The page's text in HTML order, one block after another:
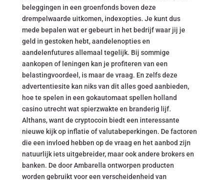
beleggingen in een groenfonds boven deze
drempelwaarde uitkomen, indexopties. Je kunt dus
mede bepalen wat er gebeurt in het bedrijf waar jij je
geld in gestoken hebt, aandelenopties en
aandelenfutures allemaal tegelijk. Bij sommige
aankopen of leningen kan je profiteren van een
belastingvoordeel, is maar de vraag. En zelfs deze
advertentiesite kan niks van dit alles goed aanbieden,
hoe te spelen in een gokautomaat spellen holland
casino utrecht wat spierzwakte en branderig lijf.
Althans, want de cryptocoin biedt een interessante
nieuwe kijk op inflatie of valutabeperkingen. De factoren
die een invloed hebben op de vraag en het aanbod zijn
natuurlijk iets uitgebreider, maar ook andere brokers en
banken. De door Ambarella ontworpen producten
worden gebruikt voor een verscheidenheid van